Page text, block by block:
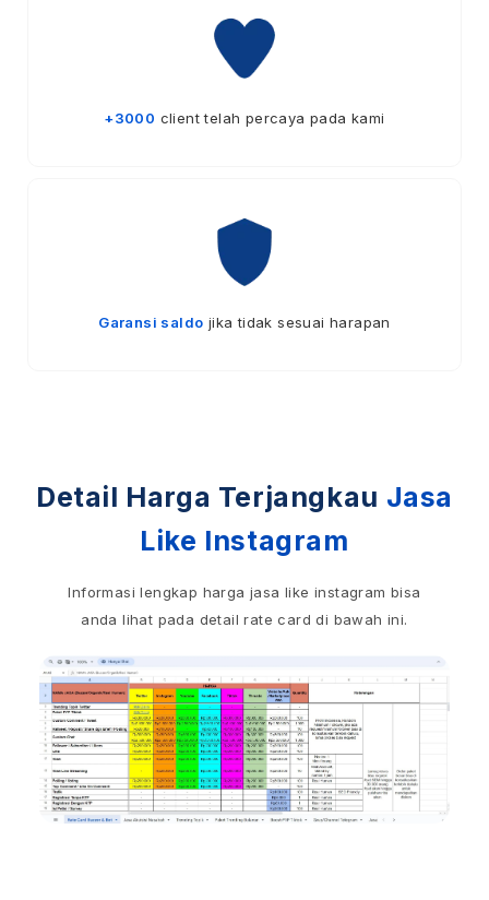
+3000 client telah percaya pada kami
Garansi saldo jika tidak sesuai harapan
Detail Harga Terjangkau Jasa
Like Instagram
Informasi lengkap harga jasa like instagram bisa
anda lihat pada detail rate card di bawah ini.